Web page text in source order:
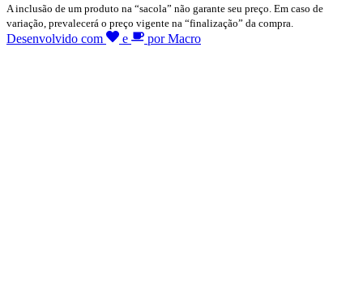
A inclusão de um produto na “sacola” não garante seu preço. Em caso de
variação, prevalecerá o preço vigente na “finalização” da compra.
Desenvolvido com e por Macro